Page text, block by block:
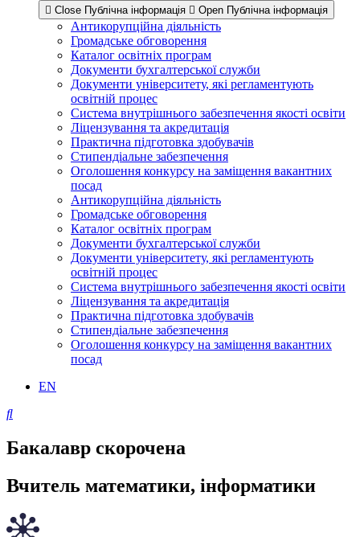
Close Публічна інформація Open Публічна інформація
Антикорупційна діяльність
Громадське обговорення
Каталог освітніх програм
Документи бухгалтерської служби
Документи університету, які регламентують
освітній процес
Система внутрішнього забезпечення якості освіти
Ліцензування та акредитація
Практична підготовка здобувачів
Стипендіальне забезпечення
Оголошення конкурсу на заміщення вакантних
посад
Антикорупційна діяльність
Громадське обговорення
Каталог освітніх програм
Документи бухгалтерської служби
Документи університету, які регламентують
освітній процес
Система внутрішнього забезпечення якості освіти
Ліцензування та акредитація
Практична підготовка здобувачів
Стипендіальне забезпечення
Оголошення конкурсу на заміщення вакантних
посад
EN
Бакалавр скорочена
Вчитель математики, інформатики